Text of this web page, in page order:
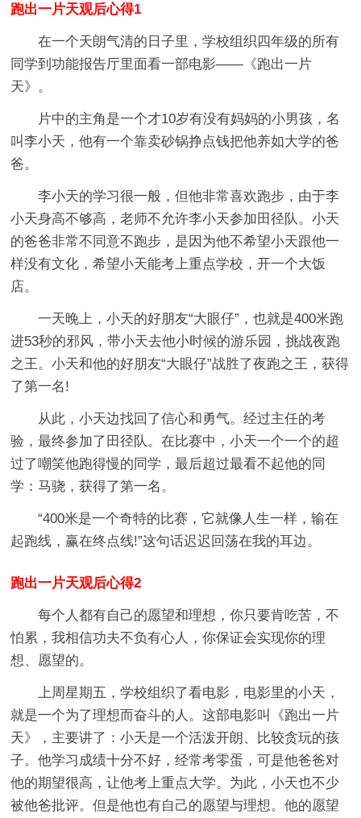
跑出一片天观后心得1
在一个天朗气清的日子里，学校组织四年级的所有
同学到功能报告厅里面看一部电影——《跑出一片
天》。
片中的主角是一个才10岁有没有妈妈的小男孩，名
叫李小天，他有一个靠卖砂锅挣点钱把他养如大学的爸
爸。
李小天的学习很一般，但他非常喜欢跑步，由于李
小天身高不够高，老师不允许李小天参加田径队。小天
的爸爸非常不同意不跑步，是因为他不希望小天跟他一
样没有文化，希望小天能考上重点学校，开一个大饭
店。
一天晚上，小天的好朋友“大眼仔”，也就是400米跑
进53秒的邪风，带小天去他小时候的游乐园，挑战夜跑
之王。小天和他的好朋友“大眼仔”战胜了夜跑之王，获得
了第一名!
从此，小天边找回了信心和勇气。经过主任的考
验，最终参加了田径队。在比赛中，小天一个一个的超
过了嘲笑他跑得慢的同学，最后超过最看不起他的同
学：马骁，获得了第一名。
“400米是一个奇特的比赛，它就像人生一样，输在
起跑线，赢在终点线!”这句话迟迟回荡在我的耳边。
跑出一片天观后心得2
每个人都有自己的愿望和理想，你只要肯吃苦，不
怕累，我相信功夫不负有心人，你保证会实现你的理
想、愿望的。
上周星期五，学校组织了看电影，电影里的小天，
就是一个为了理想而奋斗的人。这部电影叫《跑出一片
天》，主要讲了：小天是一个活泼开朗、比较贪玩的孩
子。他学习成绩十分不好，经常考零蛋，可是他爸爸对
他的期望很高，让他考上重点大学。为此，小天也不少
被他爸批评。但是他也有自己的愿望与理想。他的愿望